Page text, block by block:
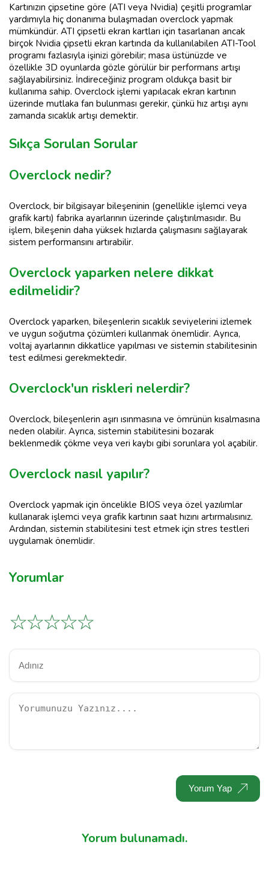
Kartınızın çipsetine göre (ATI veya Nvidia) çeşitli programlar
yardımıyla hiç donanıma bulaşmadan overclock yapmak
mümkündür. ATI çipsetli ekran kartları için tasarlanan ancak
birçok Nvidia çipsetli ekran kartında da kullanılabilen ATI-Tool
programı fazlasıyla işinizi görebilir; masa üstünüzde ve
özellikle 3D oyunlarda gözle görülür bir performans artışı
sağlayabilirsiniz. İndireceğiniz program oldukça basit bir
kullanıma sahip. Overclock işlemi yapılacak ekran kartının
üzerinde mutlaka fan bulunması gerekir, çünkü hız artışı aynı
zamanda sıcaklık artışı demektir.
Sıkça Sorulan Sorular
Overclock nedir?
Overclock, bir bilgisayar bileşeninin (genellikle işlemci veya
grafik kartı) fabrika ayarlarının üzerinde çalıştırılmasıdır. Bu
işlem, bileşenin daha yüksek hızlarda çalışmasını sağlayarak
sistem performansını artırabilir.
Overclock yaparken nelere dikkat
edilmelidir?
Overclock yaparken, bileşenlerin sıcaklık seviyelerini izlemek
ve uygun soğutma çözümleri kullanmak önemlidir. Ayrıca,
voltaj ayarlarının dikkatlice yapılması ve sistemin stabilitesinin
test edilmesi gerekmektedir.
Overclock'un riskleri nelerdir?
Overclock, bileşenlerin aşırı ısınmasına ve ömrünün kısalmasına
neden olabilir. Ayrıca, sistemin stabilitesini bozarak
beklenmedik çökme veya veri kaybı gibi sorunlara yol açabilir.
Overclock nasıl yapılır?
Overclock yapmak için öncelikle BIOS veya özel yazılımlar
kullanarak işlemci veya grafik kartının saat hızını artırmalısınız.
Ardından, sistemin stabilitesini test etmek için stres testleri
uygulamak önemlidir.
Yorumlar
☆
☆
☆
☆
☆
Yorum Yap
Yorum bulunamadı.